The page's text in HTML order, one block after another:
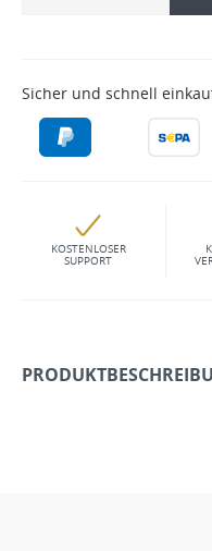
Sicher und schnell
KOSTENLOSER
SUPPORT